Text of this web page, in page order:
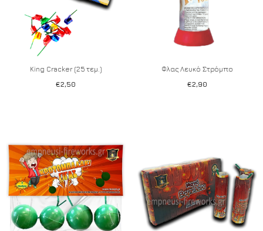
King Cracker (25 τεμ.)
€2,50
Add to wishlist
Φλας Λευκό Στρόμπο
€2,90
Add to wishlist